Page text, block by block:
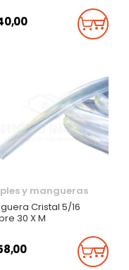
Carrito
Carrito
y mangueras
Cristal 5/16
30 X M